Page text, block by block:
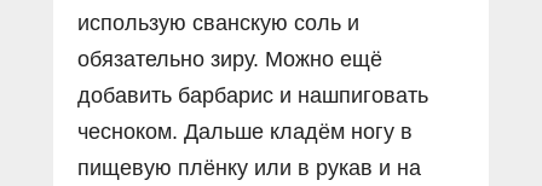
использую сванскую соль и
обязательно зиру. Можно ещё
добавить барбарис и нашпиговать
чесноком. Дальше кладём ногу в
пищевую плёнку или в рукав и на